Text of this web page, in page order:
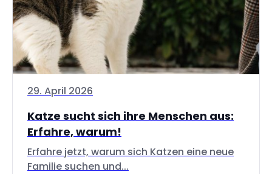
29. April 2026
Katze sucht sich ihre Menschen aus:
Erfahre, warum!
Erfahre jetzt, warum sich Katzen eine neue
Familie suchen und...